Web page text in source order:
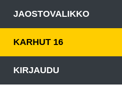
JAOSTOVALIKKO
KARHUT 16
KIRJAUDU